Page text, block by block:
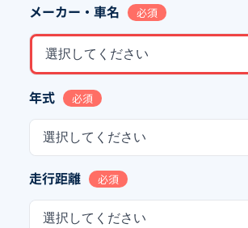
メーカー・車名 必須
選択してください
年式 必須
選択してください
走行距離 必須
選択してください